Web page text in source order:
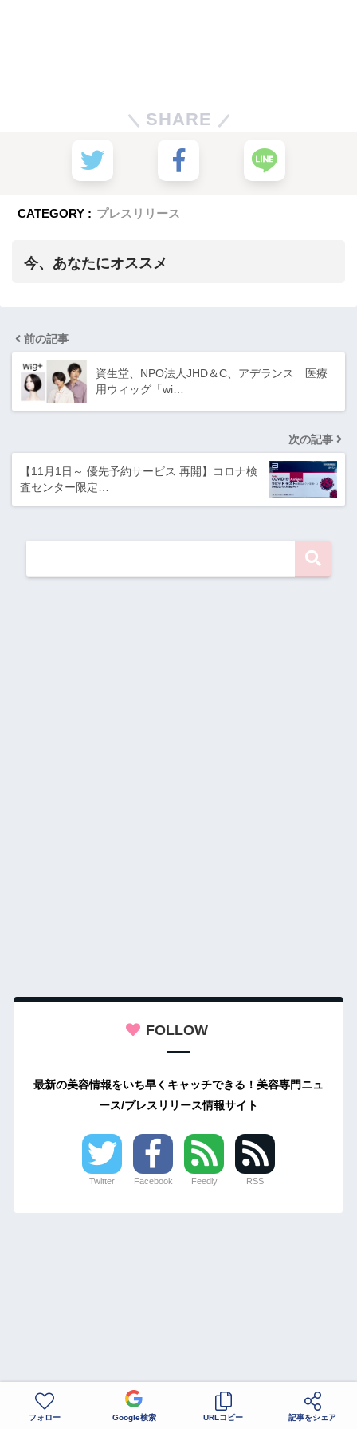
SHARE
CATEGORY : プレスリリース
今、あなたにオススメ
前の記事
資生堂、NPO法人JHD＆C、アデランス 医療
用ウィッグ「wi…
次の記事
【11月1日～ 優先予約サービス 再開】コロナ検
査センター限定…
FOLLOW
最新の美容情報をいち早くキャッチできる！美容専門ニュ
ース/プレスリリース情報サイト
Twitter Facebook Feedly RSS
フォロー Google検索 URLコピー 記事をシェア